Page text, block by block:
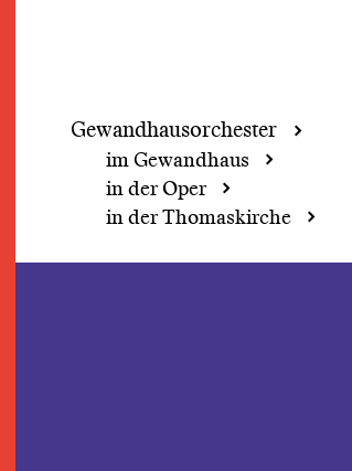
Gewandhaus­orchester
im Gewandhaus
in der Oper
in der Thomaskirche